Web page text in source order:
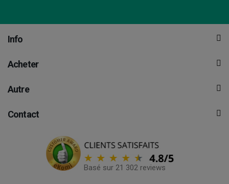
Info
Acheter
Autre
Contact
Basé sur 21 302 reviews